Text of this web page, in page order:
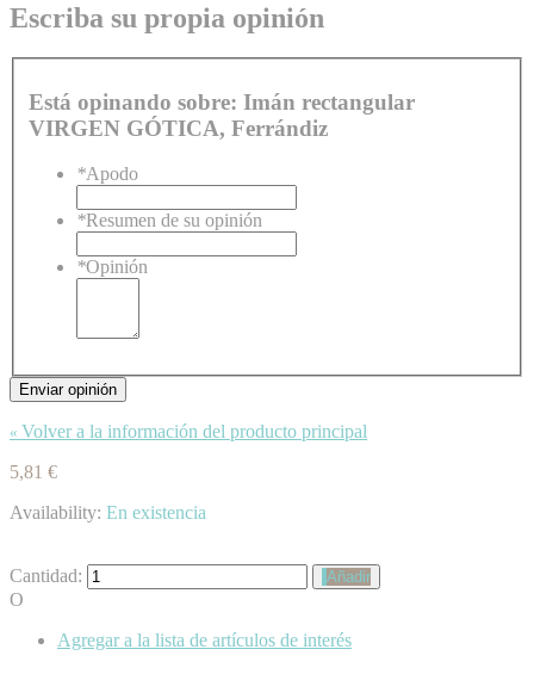
Escriba su propia opinión
Está opinando sobre: Imán rectangular
VIRGEN GÓTICA, Ferrándiz
*Apodo
*Resumen de su opinión
*Opinión
Enviar opinión
« Volver a la información del producto principal
5,81 €
Availability: En existencia
Cantidad: Añadir
O
Agregar a la lista de artículos de interés